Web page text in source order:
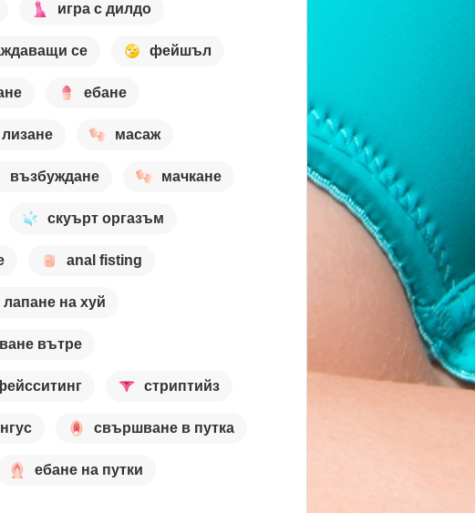
игра с дилдо
се фейшъл
ебане
лизане масаж
възбуждане мачкане
скуърт оргазъм
anal fisting
лапане на хуй
вътре
стриптийз
свършване в путка
ебане на путки